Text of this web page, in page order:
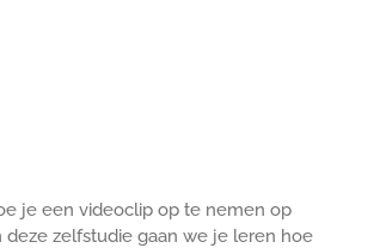
je een videoclip op te nemen op
deze zelfstudie gaan we je leren hoe